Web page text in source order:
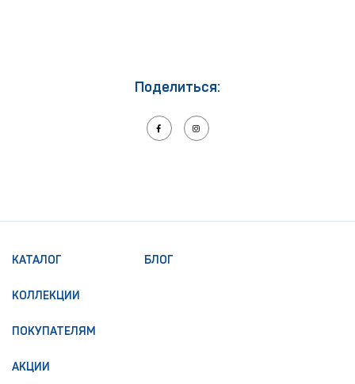
Поделиться:
КАТАЛОГ
КОЛЛЕКЦИИ
ПОКУПАТЕЛЯМ
АКЦИИ
БЛОГ